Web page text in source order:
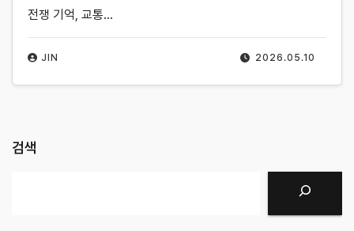
2026.05.10
JIN
전쟁 기억, 교통…
검색